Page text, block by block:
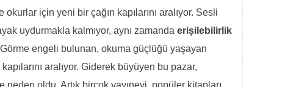
okurlar için yeni bir çağın kapılarını aralıyor. Sesli
uydurmakla kalmıyor, aynı zamanda erişilebilirlik
engeli bulunan, okuma güçlüğü yaşayan
aralıyor. Giderek büyüyen bu pazar,
oldu. Artık birçok yayınevi, popüler kitapları